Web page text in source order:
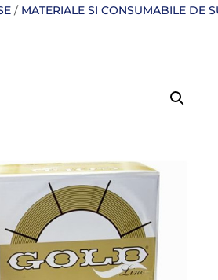
/ MATERIALE SI CONSUMABILE DE